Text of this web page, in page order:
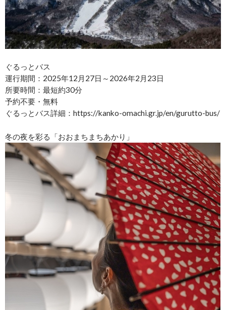
ぐるっとバス
運行期間：2025年12月27日～2026年2月23日
所要時間：最短約30分
予約不要・無料
ぐるっとバス詳細：https://kanko-omachi.gr.jp/en/gurutto-bus/
冬の夜を彩る「おおまちまちあかり」